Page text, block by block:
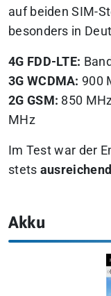
auf beiden SIM-
besonders in
4G FDD-LTE:
3G WCDMA: 900
2G GSM: 850
MHz
Im Test war der
stets
Akku